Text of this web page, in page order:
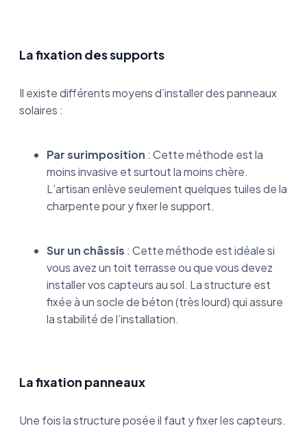
La fixation des supports
Il existe différents moyens d’installer des panneaux
solaires :
Par surimposition : Cette méthode est la
moins invasive et surtout la moins chère.
L’artisan enlève seulement quelques tuiles de la
charpente pour y fixer le support.
Sur un châssis : Cette méthode est idéale si
vous avez un toit terrasse ou que vous devez
installer vos capteurs au sol. La structure est
fixée à un socle de béton (très lourd) qui assure
la stabilité de l’installation.
La fixation panneaux
Une fois la structure posée il faut y fixer les capteurs.